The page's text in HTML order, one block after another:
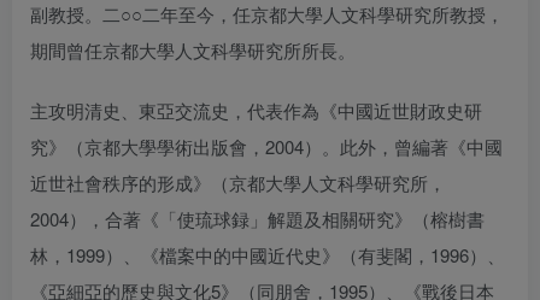
副教授。二○○二年至今，任京都大學人文科學研究所教授，
期間曾任京都大學人文科學研究所所長。
主攻明清史、東亞交流史，代表作為《中國近世財政史研
究》（京都大學學術出版會，2004）。此外，曾編著《中國
近世社會秩序的形成》（京都大學人文科學研究所，
2004），合著《「使琉球録」解題及相關研究》（榕樹書
林，1999）、《檔案中的中國近代史》（有斐閣，1996）、
《亞細亞的歷史與文化5》（同朋舍，1995）、《戰後日本